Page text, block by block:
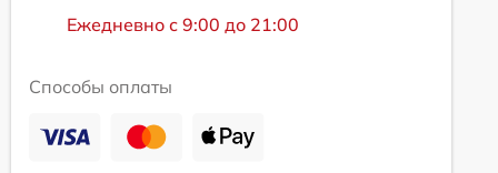
Ежедневно с 9:00 до 21:00
Способы оплаты